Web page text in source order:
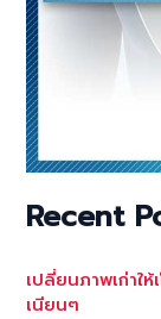
Recent
เปลี่ยนภาพเก่าใ
เนียนๆ